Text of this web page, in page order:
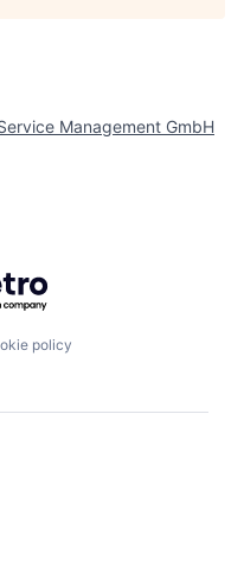
Management GmbH
Getro.com
policy